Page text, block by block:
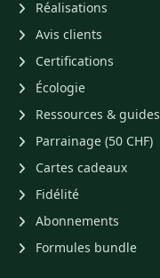
Réalisations
Avis clients
Certifications
Écologie
Ressources & guides
Parrainage (50 CHF)
Cartes cadeaux
Fidélité
Abonnements
Formules bundle